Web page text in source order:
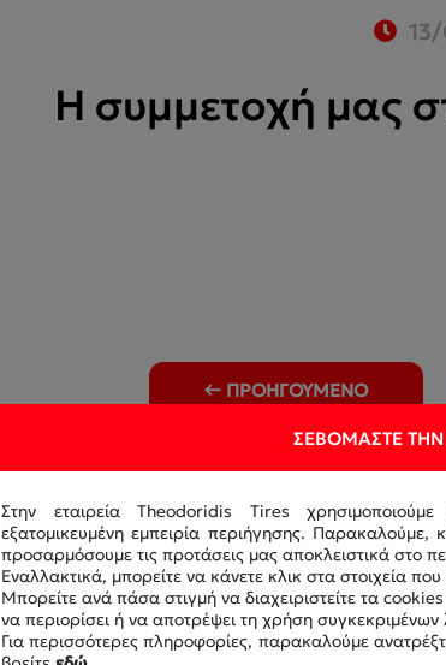
13/
Η συμμετοχή μας
← ΠΡΟΗΓΟΥΜΕΝΟ
ΣΕΒΌΜΑΣΤΕ ΤΗΝ
Στην εταιρεία Theodoridis Tires
εξατομικευμένη εμπειρία περιήγησης. Παρακαλούμε,
προσαρμόσουμε τις προτάσεις μας αποκλειστικά στο
Εναλλακτικά, μπορείτε να κάνετε κλικ στα στοιχεία
Μπορείτε ανά πάσα στιγμή να διαχειριστείτε τα
να περιορίσει ή να αποτρέψει τη χρήση συγκεκριμένων
Για περισσότερες πληροφορίες, παρακαλούμε